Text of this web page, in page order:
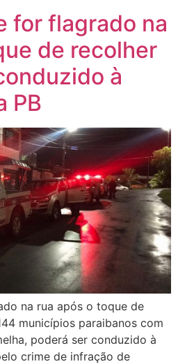
for flagrado na
de recolher
à
PB
na rua após o toque de
municípios paraibanos com
poderá ser conduzido à
crime de infração de